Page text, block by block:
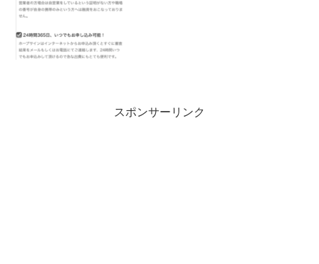
スポンサーリンク